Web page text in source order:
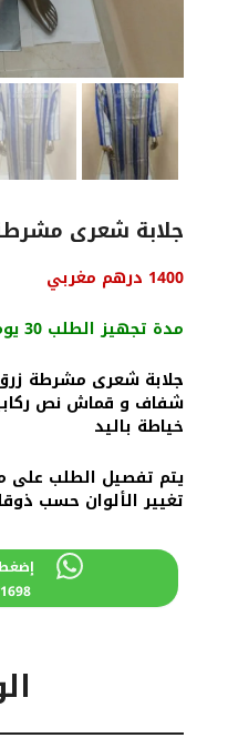
جلابة شعرى
السعر
هو:
1600 درهم
مغربي.
1400 درهم مغربي
هو:
مغربي.
مدة تجهيز الطلب 30 يوم
جلابة شعرى مشرطة
شفاف و قماش نص
خياطة باليد
يتم تفصيل الطلب على
تغيير الألوان حسب